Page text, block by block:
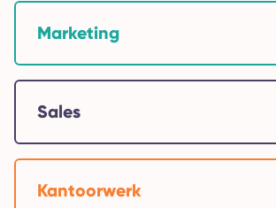
Marketing
Sales
Kantoorwerk